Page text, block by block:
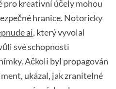
pro kreativní účely mohou
hranice. Notoricky
ai, který vyvolal
své schopnosti
Ačkoli byl propagován
ukázal, jak zranitelné